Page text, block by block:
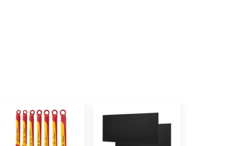
Materiaal: Kunststof, staal
x B 27,5 x H 5,5 cm Gewicht: